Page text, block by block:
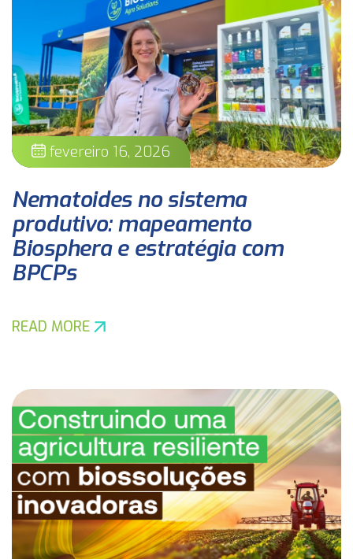
fevereiro 16, 2026
Nematoides no sistema
produtivo: mapeamento
Biosphera e estratégia com
BPCPs
READ MORE